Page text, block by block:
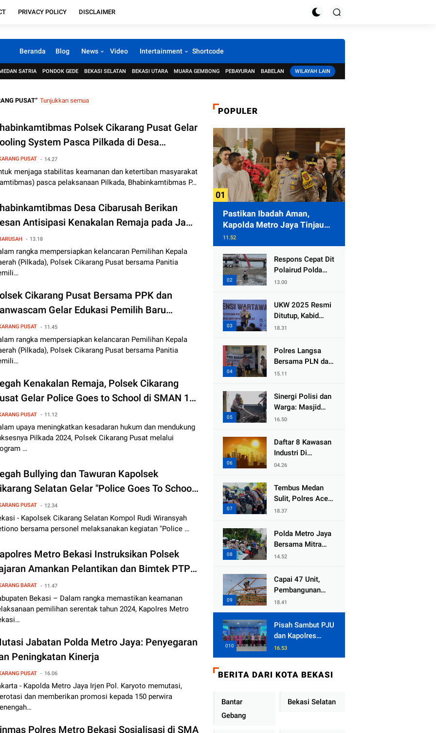
PRIVACY POLICY DISCLAIMER
Beranda Blog News Video Intertainment Shortcode
SATRIA PONDOK GEDE BEKASI SELATAN BEKASI UTARA MUARA GEMBONG PEBAYURAN BABELAN WILAYAH LAIN
PUSAT Tunjukkan semua
Polsek Cikarang Pusat Gelar
System Pasca Pilkada di Desa
PUSAT 14.27
menjaga stabilitas keamanan dan ketertiban masyarakat
pasca pelaksanaan Pilkada, Bhabinkamtibmas P…
Desa Cibarusah Berikan
Antisipasi Kenakalan Remaja pada Jam
Sekolah
13.18
rangka mempersiapkan kelancaran Pemilihan Kepala
(Pilkada), Polsek Cikarang Pusat bersama Panitia
Cikarang Pusat Bersama PPK dan
Gelar Edukasi Pemilih Baru
Siswa SMA dalam Persiapan Pilkada
PUSAT 11.45
rangka mempersiapkan kelancaran Pemilihan Kepala
(Pilkada), Polsek Cikarang Pusat bersama Panitia
Kenakalan Remaja, Polsek Cikarang
Gelar Police Goes to School di SMAN 1
Pusat
PUSAT 11.12
upaya meningkatkan kesadaran hukum dan mendukung
Pilkada 2024, Polsek Cikarang Pusat melalui
…
Bullying dan Tawuran Kapolsek
Selatan Gelar "Police Goes To School"
SMKN 1 Cikarang Selatan
PUSAT 12.34
- Kapolsek Cikarang Selatan Kompol Rudi Wiransyah
bersama personel melaksanakan kegiatan "Police …
Metro Bekasi Instruksikan Polsek
Amankan Pelantikan dan Bimtek PTPS
Serentak 2024
BARAT 11.47
Bekasi – Dalam rangka memastikan keamanan
pemilihan serentak tahun 2024, Kapolres Metro
Jabatan Polda Metro Jaya: Penyegaran
Peningkatan Kinerja
PUSAT 16.06
- Kapolda Metro Jaya Irjen Pol. Karyoto memutasi,
dan memberikan promosi kepada 150 perwira
Polres Metro Bekasi Sosialisasi di SMA
POPULER
Pastikan Ibadah Aman,
Kapolda Metro Jaya Tinjau
Pengamanan Gereja di Kelapa
Gading
11.52
Respons Cepat Dit
Polairud Polda
Jatim Selamatkan
Lumpur di Wisata
Kenjeran
13.00
UKW 2025 Resmi
Ditutup, Kabid
Humas PMJ: Pers
Strategis Polri
Tangkal Hoaks
18.31
Polres Langsa
Bersama PLN dan
Warga
Kemanusiaan
Pascabanjir di
15.11
Sinergi Polisi dan
Warga: Masjid
Syuhada, Bener
dari Duka Bencana
16.50
Daftar 8 Kawasan
Industri Di
Kabupaten Bekasi,
Cinlok Juga Ada
Gak ?
04.26
Tembus Medan
Sulit, Polres Aceh
Tengah
Sembako dan
Sling Baja ke
18.37
Polda Metro Jaya
Bersama Mitra
Gelar Jumat
Kepedulian Sosial
14.52
Capai 47 Unit,
Pembangunan
Huntara Sat
Brimob Polda
Sumbar Terus
Berjalan di Pauh
18.41
Pisah Sambut PJU
dan Kapolres
Jajaran, Kapolda
Metro Jaya
Pelayanan Publik
16.53
BERITA DARI KOTA BEKASI
Bantar
Gebang
Bekasi Selatan